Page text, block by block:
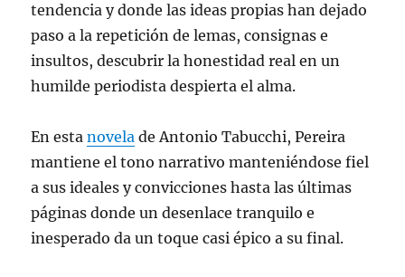
tendencia y donde las ideas propias han dejado
paso a la repetición de lemas, consignas e
insultos, descubrir la honestidad real en un
humilde periodista despierta el alma.
En estanovela de Antonio Tabucchi, Pereira
mantiene el tono narrativo manteniéndose fiel
a sus ideales y convicciones hasta las últimas
páginas donde un desenlace tranquilo e
inesperado da un toque casi épico a su final.